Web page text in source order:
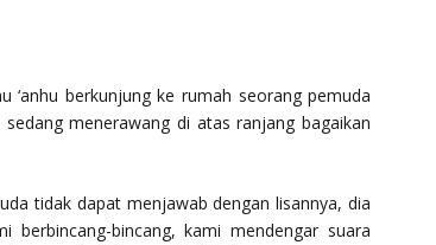
‘anhu berkunjung ke rumah seorang pemuda
menerawang di atas ranjang bagaikan
tidak dapat menjawab dengan lisannya, dia
bincang, kami mendengar suara